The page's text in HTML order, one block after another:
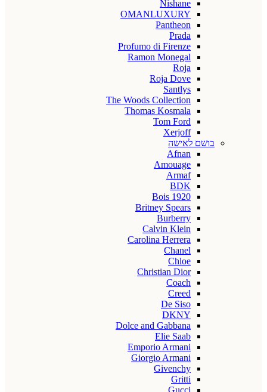
Nishane
OMANLUXURY
Pantheon
Prada
Profumo di Firenze
Ramon Monegal
Roja
Roja Dove
Santlys
The Woods Collection
Thomas Kosmala
Tom Ford
Xerjoff
בושם לאישה
Afnan
Amouage
Armaf
BDK
Bois 1920
Britney Spears
Burberry
Calvin Klein
Carolina Herrera
Chanel
Chloe
Christian Dior
Coach
Creed
De Siso
DKNY
Dolce and Gabbana
Elie Saab
Emporio Armani
Giorgio Armani
Givenchy
Gritti
Gucci